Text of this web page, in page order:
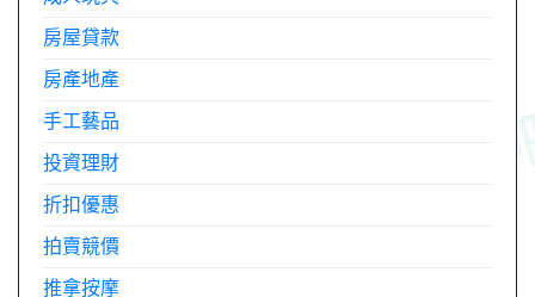
房屋貸款
房產地產
手工藝品
投資理財
折扣優惠
拍賣競價
推拿按摩